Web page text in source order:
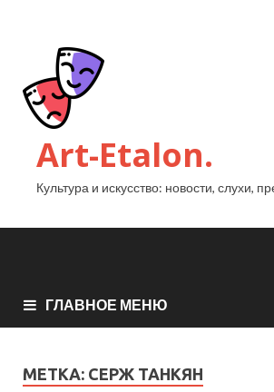
Art-Etalon.
Культура и искусство: новости, слухи,
ГЛАВНОЕ МЕНЮ
МЕТКА: СЕРЖ ТАНКЯН